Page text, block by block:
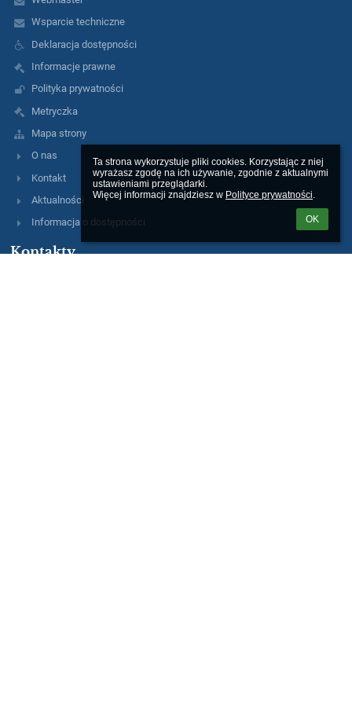
Ta strona wykorzystuje pliki cookies. Korzystając z niej
wyrażasz zgodę na ich używanie, zgodnie z aktualnymi
ustawieniami przeglądarki.
Więcej informacji znajdziesz w Polityce prywatności.
OK
Wsparcie techniczne
Deklaracja dostępności
Informacje prawne
Polityka prywatności
Metryczka
Mapa strony
O nas
Kontakt
Aktualności
Informacja o dostępności
Kontakty